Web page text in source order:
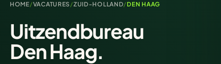
HOME/VACATURES /ZUID-HOLLAND/ DEN HAAG
Uitzendbureau
Den Haag.